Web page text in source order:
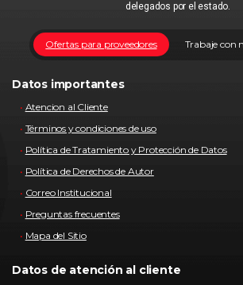
delegados por el estado.
Trabaje con
Ofertas para proveedores
Datos importantes
Atencion al Cliente
Términos y condiciones de uso
Política de Tratamiento y Protección de Datos
Política de Derechos de Autor
Correo Institucional
Preguntas frecuentes
Mapa del Sitio
Datos de atención al cliente